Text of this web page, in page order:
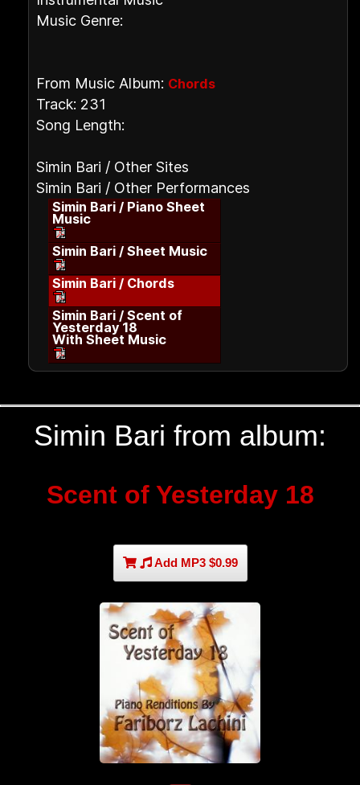
Music Genre:
From Music Album: Chords
Track: 231
Song Length:
Simin Bari / Other Sites
Simin Bari / Other Performances
Simin Bari / Piano Sheet
Music
Simin Bari / Sheet Music
Simin Bari / Chords
Simin Bari / Scent of
Yesterday 18
With Sheet Music
Simin Bari from album:
Scent of Yesterday 18
Add MP3 $0.99